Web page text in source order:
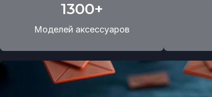
1300+
Моделей аксессуаров